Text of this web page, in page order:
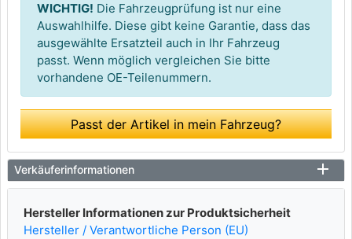
WICHTIG! Die Fahrzeugprüfung ist nur eine
Auswahlhilfe. Diese gibt keine Garantie, dass das
ausgewählte Ersatzteil auch in Ihr Fahrzeug
passt. Wenn möglich vergleichen Sie bitte
vorhandene OE-Teilenummern.
Passt der Artikel in mein Fahrzeug?
Verkäuferinformationen
Hersteller Informationen zur Produktsicherheit
Hersteller / Verantwortliche Person (EU)